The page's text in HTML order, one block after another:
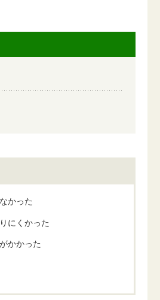
かった
にくかった
かかった